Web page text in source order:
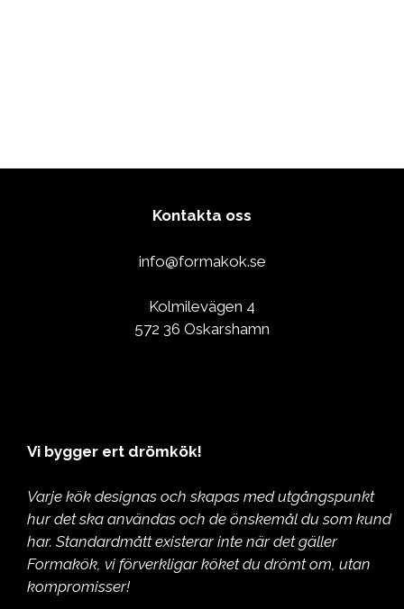
Kontakta oss
info@formakok.se
Kolmilevägen 4
572 36 Oskarshamn
Vi bygger ert drömkök!
Varje kök designas och skapas med utgångspunkt
hur det ska användas och de önskemål du som kund
har. Standardmått existerar inte när det gäller
Formakök, vi förverkligar köket du drömt om, utan
kompromisser!